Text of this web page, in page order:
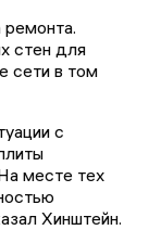
ремонта.
стен для
сети в том
с
месте тех
Хинштейн.